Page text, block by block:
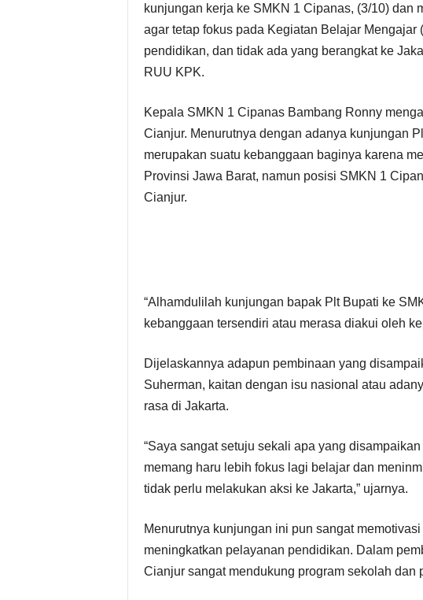
kunjungan kerja ke SMKN 1 Cipanas, (3/10) dan
agar tetap fokus pada Kegiatan Belajar
pendidikan, dan tidak ada yang berangkat ke
RUU KPK.
Kepala SMKN 1 Cipanas Bambang Ronny
Cianjur. Menurutnya dengan adanya kunjungan
merupakan suatu kebanggaan baginya karena
Provinsi Jawa Barat, namun posisi SMKN 1
Cianjur.
“Alhamdulilah kunjungan bapak Plt Bupati ke
kebanggaan tersendiri atau merasa diakui oleh
Dijelaskannya adapun pembinaan yang
Suherman, kaitan dengan isu nasional atau
rasa di Jakarta.
“Saya sangat setuju sekali apa yang
memang haru lebih fokus lagi belajar dan
tidak perlu melakukan aksi ke Jakarta,” ujarnya.
Menurutnya kunjungan ini pun sangat
meningkatkan pelayanan pendidikan. Dalam
Cianjur sangat mendukung program sekolah dan